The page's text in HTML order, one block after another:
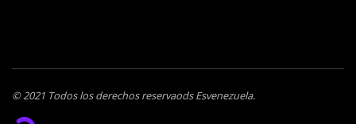
© 2021 Todos los derechos reservaods Esvenezuela.